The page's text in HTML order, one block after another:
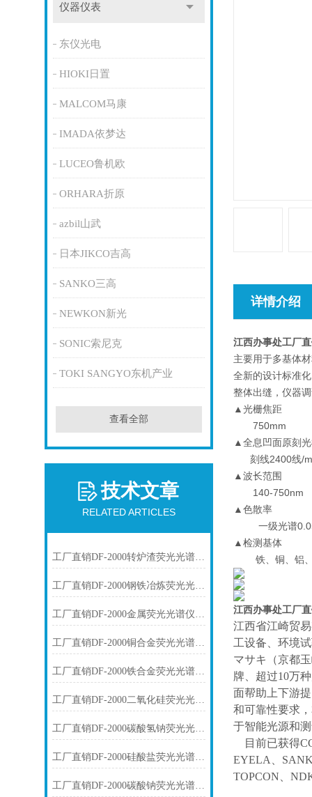
仪器仪表
东仪光电
HIOKI日置
MALCOM马康
IMADA依梦达
LUCEO鲁机欧
ORHARA折原
azbil山武
日本JIKCO吉高
SANKO三高
NEWKON新光
SONIC索尼克
TOKI SANGYO东机产业
查看全部
技术文章
RELATED ARTICLES
工厂直销DF-2000转炉渣荧光光谱仪技术参数
工厂直销DF-2000钢铁冶炼荧光光谱仪技术参数
工厂直销DF-2000金属荧光光谱仪技术参数
工厂直销DF-2000铜合金荧光光谱仪技术参数
工厂直销DF-2000铁合金荧光光谱仪技术参数
工厂直销DF-2000二氧化硅荧光光谱仪技术参数
工厂直销DF-2000碳酸氢钠荧光光谱仪技术参数
工厂直销DF-2000硅酸盐荧光光谱仪技术参数
工厂直销DF-2000碳酸钠荧光光谱仪技术参数
详情介绍
江西办事处工厂
主要用于多基体
全新的设计标准
整体出缝，仪器
▲光栅焦距
750mm
▲全息凹面原刻
刻线2400线/
▲波长范围
140-750nm
▲色散率
一级光谱
▲检测基体
铁、铜、铝、
江西办事处工厂
江西省江崎贸
工设备、环境
マサキ（京都
牌、超过10万
面帮助上下游
和可靠性要求
于智能光源和
目前已获得
EYELA、
TOPCON、